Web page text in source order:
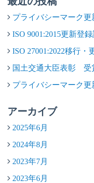
プライバシーマーク更
ISO 9001:2015更新登
ISO 27001:2022移行・
国土交通大臣表彰 受
プライバシーマーク更
アーカイブ
2025年6月
2024年8月
2023年7月
2023年6月